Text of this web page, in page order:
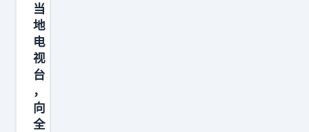
？
网
友
齐
刷
在
当
地
电
视
台
，
向
全